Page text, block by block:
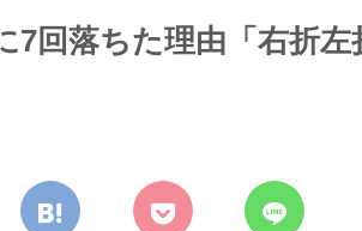
7回落ちた理由「右折左